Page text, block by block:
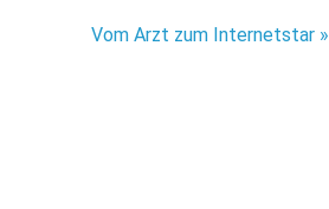
Vom Arzt zum Internetstar »